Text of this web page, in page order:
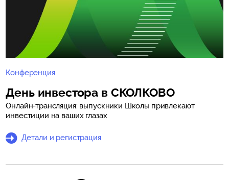
Конференция
День инвестора в СКОЛКОВО
Онлайн-трансляция: выпускники Школы привлекают
инвестиции на ваших глазах
Детали и регистрация